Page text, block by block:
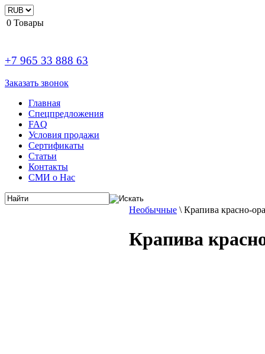
0 Товары
+7 965 33 888 63
Заказать звонок
Главная
Спецпредложения
FAQ
Условия продажи
Сертификаты
Статьи
Контакты
СМИ о Нас
Необычные \ Крапива красно-
Крапива